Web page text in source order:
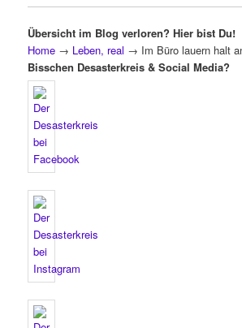
Übersicht im Blog verloren? Hier bist Du!
Home → Leben, real → Im Büro lauern halt
Bisschen Desasterkreis & Social Media?